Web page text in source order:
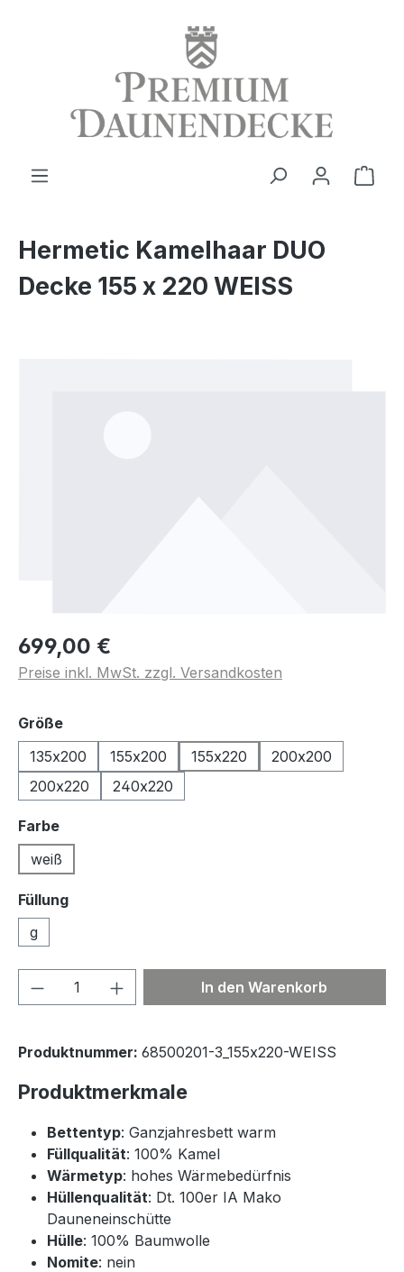
Hermetic Kamelhaar DUO
Decke 155 x 220 WEISS
699,00 €
Preise inkl. MwSt. zzgl. Versandkosten
Größeauswählen
135x200
155x200 155x220
200x200
200x220
240x220
Farbeauswählen
weiß
Füllung
g
Produkt Anzahl: Gib denIn den Warenkorb
Produktnummer: 68500201-3_155x220-WEISS
Produktmerkmale
Bettentyp: Ganzjahresbett warm
Füllqualität: 100% Kamel
Wärmetyp: hohes Wärmebedürfnis
Hüllenqualität: Dt. 100er IA Mako
Dauneneinschütte
Hülle: 100% Baumwolle
Nomite: nein